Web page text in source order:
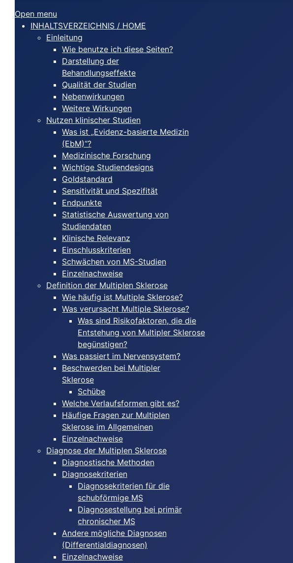
Open menu
INHALTSVERZEICHNIS / HOME
Einleitung
Wie benutze ich diese Seiten?
Darstellung der
Behandlungseffekte
Qualität der Studien
Nebenwirkungen
Weitere Wirkungen
Nutzen klinischer Studien
Was ist „Evidenz-basierte Medizin
(EbM)“?
Medizinische Forschung
Wichtige Studiendesigns
Goldstandard
Sensitivität und Spezifität
Endpunkte
Statistische Auswertung von
Studiendaten
Klinische Relevanz
Einschlusskriterien
Schwächen von MS-Studien
Einzelnachweise
Definition der Multiplen Sklerose
Wie häufig ist Multiple Sklerose?
Was verursacht Multiple Sklerose?
Was sind Risikofaktoren, die die
Entstehung von Multipler Sklerose
begünstigen?
Was passiert im Nervensystem?
Beschwerden bei Multipler
Sklerose
Schübe
Welche Verlaufsformen gibt es?
Häufige Fragen zur Multiplen
Sklerose im Allgemeinen
Einzelnachweise
Diagnose der Multiplen Sklerose
Diagnostische Methoden
Diagnosekriterien
Diagnosekriterien für die
schubförmige MS
Diagnosestellung bei primär
chronischer MS
Andere mögliche Diagnosen
(Differentialdiagnosen)
Einzelnachweise